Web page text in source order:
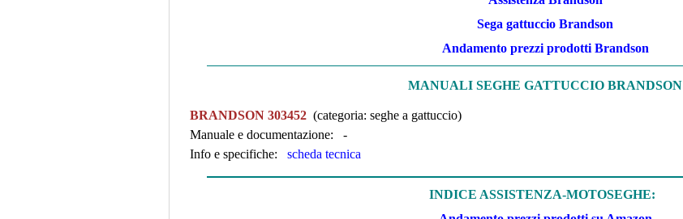
Sega gattuccio Brandson
Andamento prezzi prodotti Brandson
MANUALI SEGHE GATTUCCIO BRANDSON
BRANDSON 303452 (categoria: seghe a gattuccio)
Manuale e documentazione: -
Info e specifiche: scheda tecnica
INDICE ASSISTENZA-MOTOSEGHE: